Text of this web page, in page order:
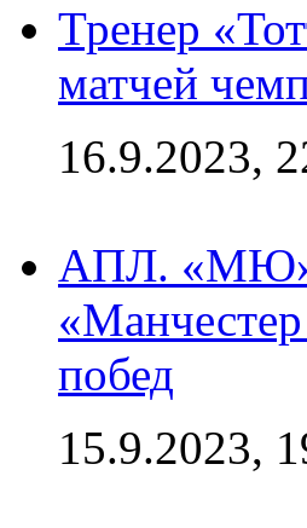
Тренер
матчей
16.9.2023,
АПЛ. «МЮ»
побед
15.9.2023,